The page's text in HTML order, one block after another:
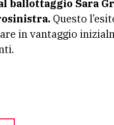
ballottaggio Sara
Questo
in vantaggio